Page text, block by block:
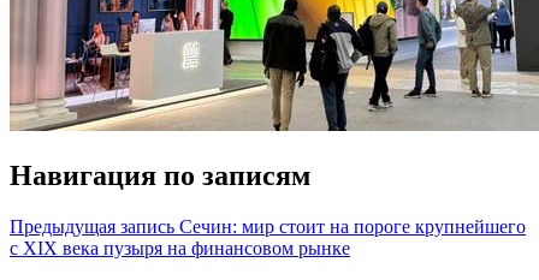
Навигация по записям
Предыдущая запись Сечин: мир стоит на пороге крупнейшего
с XIX века пузыря на финансовом рынке